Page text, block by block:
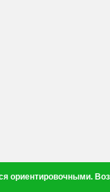
ориентировочными.